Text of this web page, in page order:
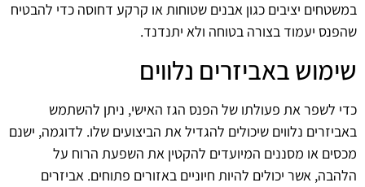
במשטחים יציבים כגון אבנים שטוחות או קרקע דחוסה כדי להבטיח
שהפנס יעמוד בצורה בטוחה ולא יתנדנד.
שימוש באביזרים נלווים
כדי לשפר את פעולתו של הפנס הגז האישי, ניתן להשתמש
באביזרים נלווים שיכולים להגדיל את הביצועים שלו. לדוגמה, ישנם
מכסים או מסננים המיועדים להקטין את השפעת הרוח על
הלהבה, אשר יכולים להיות חיוניים באזורים פתוחים. אביזרים